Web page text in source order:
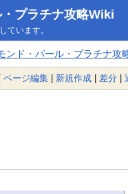
プラチナ攻略Wiki
ています。
ンド・パール・プラチナ攻
ページ編集 | 新規作成 | 差分 |